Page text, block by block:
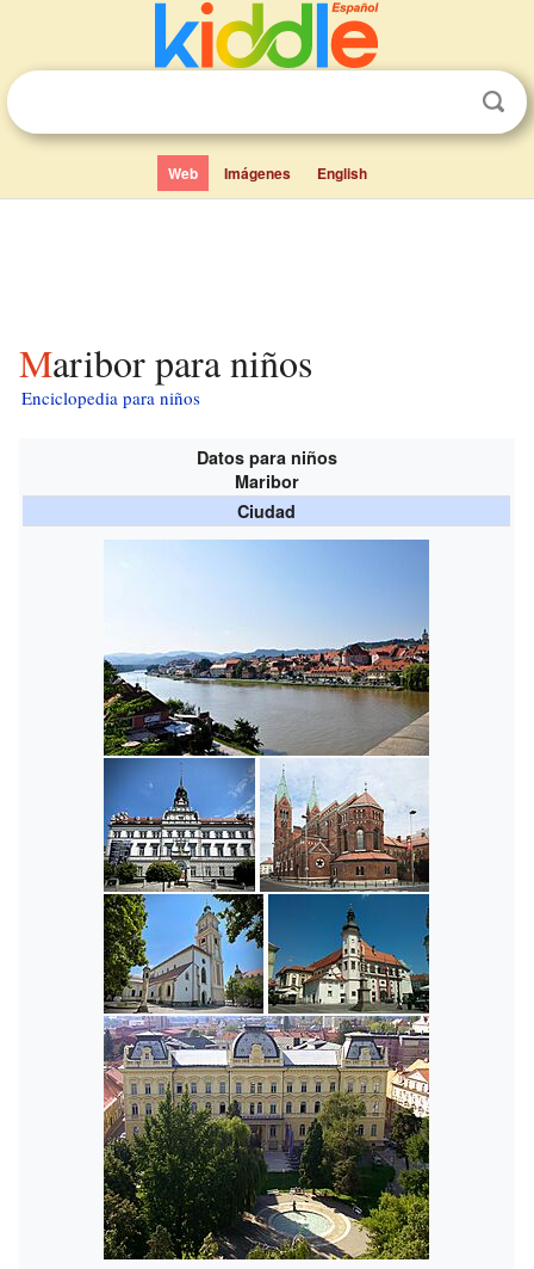
Web Imágenes English
Maribor para niños
Enciclopedia para niños
Datos para niños
Maribor
Ciudad